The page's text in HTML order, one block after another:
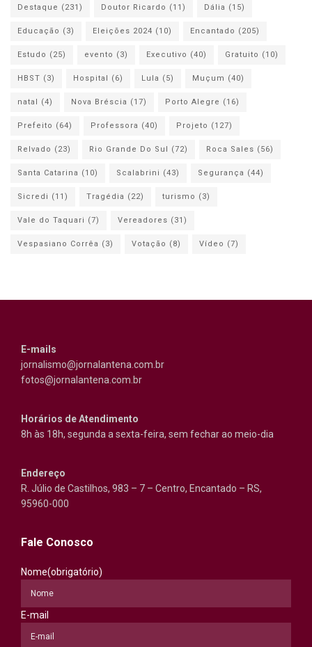
Destaque (231) Doutor Ricardo (11) Dália (15)
Educação (3) Eleições 2024 (10) Encantado (205)
Estudo (25) evento (3) Executivo (40) Gratuito (10)
HBST (3) Hospital (6) Lula (5) Muçum (40)
natal (4) Nova Bréscia (17) Porto Alegre (16)
Prefeito (64) Professora (40) Projeto (127)
Relvado (23) Rio Grande Do Sul (72) Roca Sales (56)
Santa Catarina (10) Scalabrini (43) Segurança (44)
Sicredi (11) Tragédia (22) turismo (3)
Vale do Taquari (7) Vereadores (31)
Vespasiano Corrêa (3) Votação (8) Vídeo (7)
E-mails
jornalismo@jornalantena.com.br
fotos@jornalantena.com.br
Horários de Atendimento
8h às 18h, segunda a sexta-feira, sem fechar ao meio-dia
Endereço
R. Júlio de Castilhos, 983 – 7 – Centro, Encantado – RS,
95960-000
Fale Conosco
Nome(obrigatório)
E-mail